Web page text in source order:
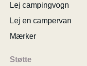
Lej campingvogn
Lej en campervan
Mærker
Støtte